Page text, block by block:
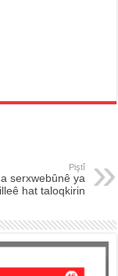
Piştî
serxwebûnê ya
hat taloqkirin